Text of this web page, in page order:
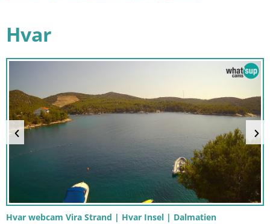
Hvar
Hvar webcam Vira Strand | Hvar Insel | Dalmatien